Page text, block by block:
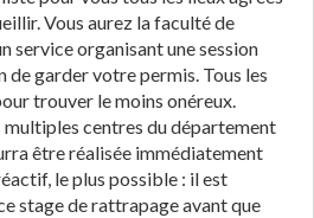
Vous aurez la faculté de
service organisant une session
de garder votre permis. Tous les
trouver le moins onéreux.
multiples centres du département
être réalisée immédiatement
le plus possible : il est
stage de rattrapage avant que